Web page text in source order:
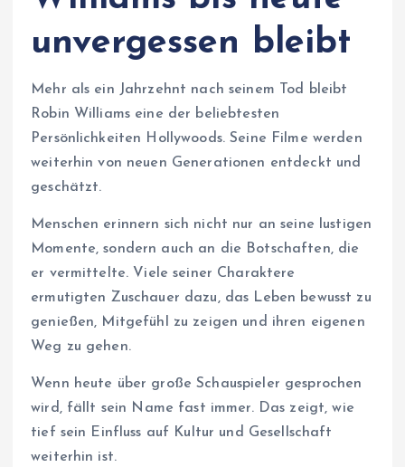
unvergessen bleibt
Mehr als ein Jahrzehnt nach seinem Tod bleibt
Robin Williams eine der beliebtesten
Persönlichkeiten Hollywoods. Seine Filme werden
weiterhin von neuen Generationen entdeckt und
geschätzt.
Menschen erinnern sich nicht nur an seine lustigen
Momente, sondern auch an die Botschaften, die
er vermittelte. Viele seiner Charaktere
ermutigten Zuschauer dazu, das Leben bewusst zu
genießen, Mitgefühl zu zeigen und ihren eigenen
Weg zu gehen.
Wenn heute über große Schauspieler gesprochen
wird, fällt sein Name fast immer. Das zeigt, wie
tief sein Einfluss auf Kultur und Gesellschaft
weiterhin ist.